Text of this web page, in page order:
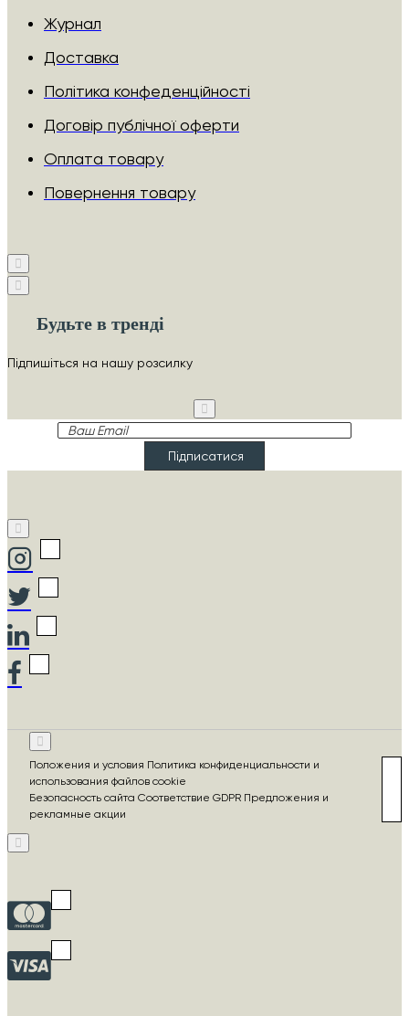
Журнал
Доставка
Політика конфеденційності
Договір публічної оферти
Оплата товару
Повернення товару
Будьте в тренді
Підпишіться на нашу розсилку
Ваш
Підписатися
Положения и условия Политика конфиденциальности и
использования файлов cookie
Безопасность сайта Соответствие GDPR Предложения и
рекламные акции